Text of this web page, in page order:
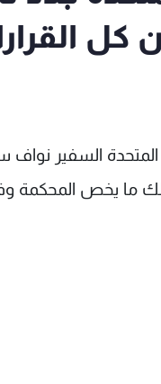
كل
السفير نواف
ما يخص المحكمة